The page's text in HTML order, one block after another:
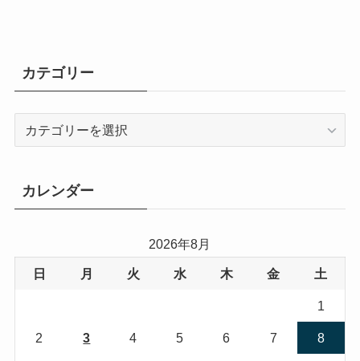
カテゴリー
ー
カレンダー
2026年8月
日 月 火 水 木 金 土
1
2 3 4 5 6 7 8